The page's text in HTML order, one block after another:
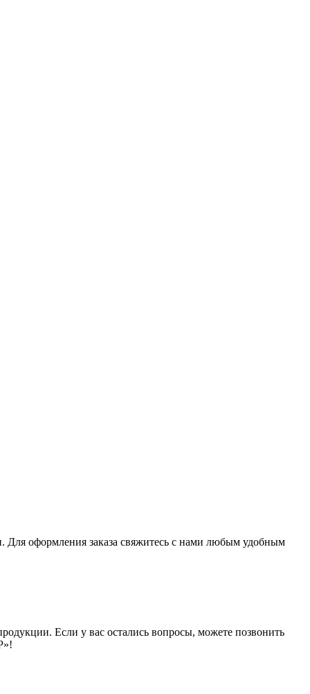
Для оформления заказа свяжитесь с нами любым удобным
Если у вас остались вопросы, можете позвонить